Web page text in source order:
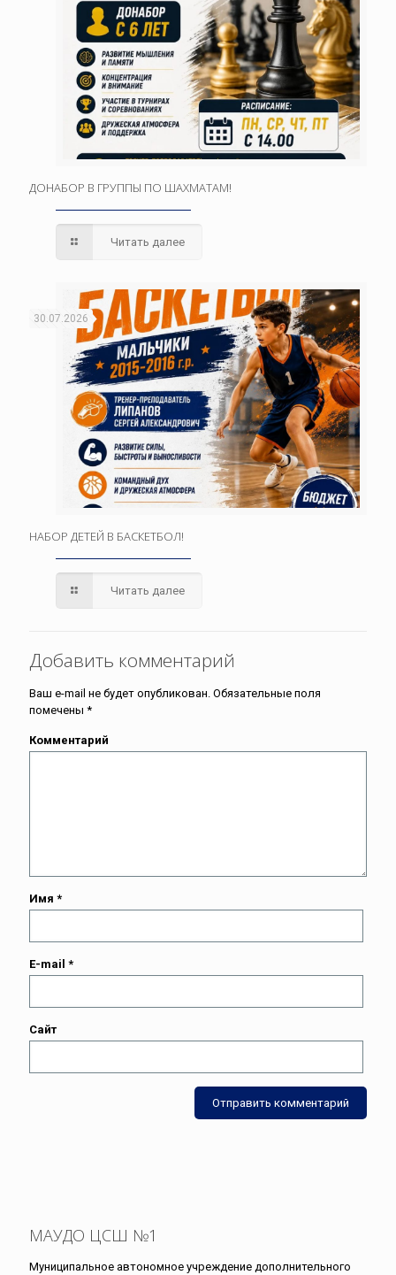
ДОНАБОР В ГРУППЫ ПО ШАХМАТАМ!
Читать далее
30.07.2026
НАБОР ДЕТЕЙ В БАСКЕТБОЛ!
Читать далее
Добавить комментарий
Ваш e-mail не будет опубликован. Обязательные поля
помечены *
Комментарий
Имя *
E-mail *
Сайт
МАУДО ЦСШ №1
Муниципальное автономное учреждение дополнительного